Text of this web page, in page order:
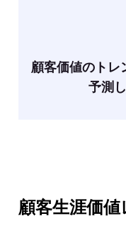
顧客価値のトレ
予測
顧客生涯価値